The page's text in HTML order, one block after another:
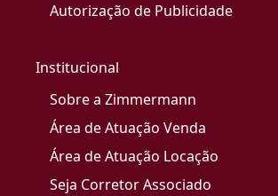
Autorização de Publicidade
Institucional
Sobre a Zimmermann
Área de Atuação Venda
Área de Atuação Locação
Seja Corretor Associado